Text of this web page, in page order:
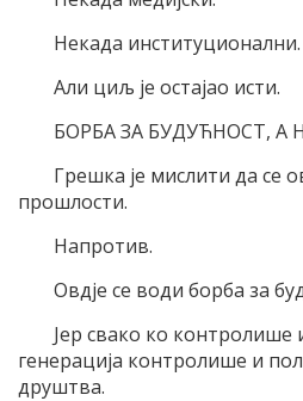
Некада институционални.
Али циљ је остајао исти.
БОРБА ЗА БУДУЋНОСТ, А
Грешка је мислити да се
прошлости.
Напротив.
Овдје се води борба за
Јер свако ко контролише
генерација контролише и
друштва.